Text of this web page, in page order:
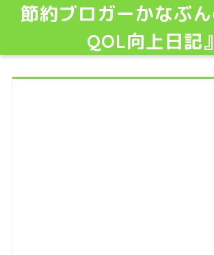
節約ブロガーかなぶ
QOL向上日記』